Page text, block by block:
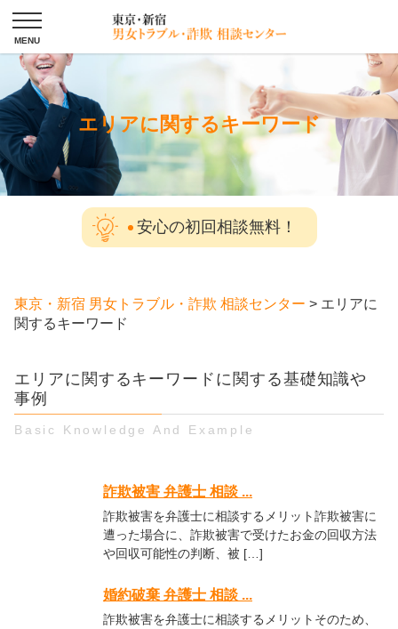
エリアに関するキーワード
安心の初回相談無料！
東京・新宿 男女トラブル・詐欺 相談センター > エリアに
関するキーワード
エリアに関するキーワードに関する基礎知識や
事例
Basic Knowledge And Example
詐欺被害 弁護士 相談 ...
詐欺被害を弁護士に相談するメリット詐欺被害に
遭った場合に、詐欺被害で受けたお金の回収方法
や回収可能性の判断、被 […]
婚約破棄 弁護士 相談 ...
詐欺被害を弁護士に相談するメリットそのため、